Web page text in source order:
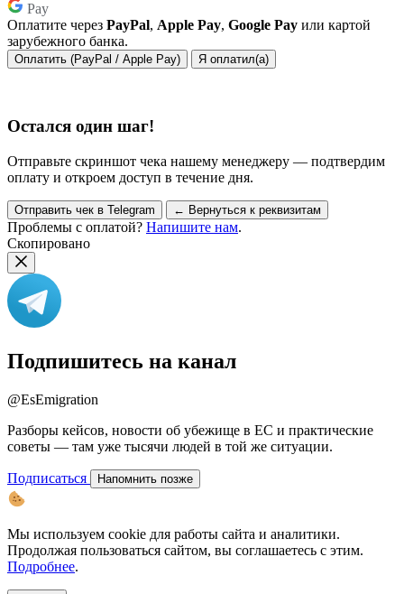
Pay
Оплатите через PayPal, Apple Pay, Google Pay или картой
зарубежного банка.
Оплатить (PayPal / Apple Pay) Я оплатил(а)
Остался один шаг!
Отправьте скриншот чека нашему менеджеру — подтвердим
оплату и откроем доступ в течение дня.
Отправить чек в Telegram ← Вернуться к реквизитам
Проблемы с оплатой? Напишите нам.
Скопировано
Подпишитесь на канал
@EsEmigration
Разборы кейсов, новости об убежище в ЕС и практические
советы — там уже тысячи людей в той же ситуации.
Подписаться Напомнить позже
Мы используем cookie для работы сайта и аналитики.
Продолжая пользоваться сайтом, вы соглашаетесь с этим.
Подробнее.